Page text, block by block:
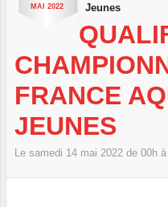
MAI 2022
Jeunes
FRANCE
JEUNES
Le samedi 14 mai 2022 de 00h